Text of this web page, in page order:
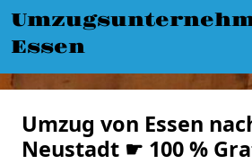
Essen
Umzug von Essen
Neustadt ☛ 100 %